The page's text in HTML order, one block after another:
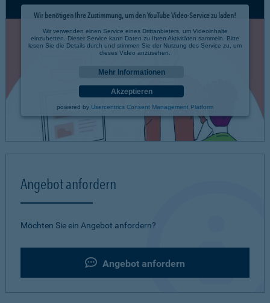
Wir benötigen Ihre Zustimmung, um den YouTube Video-Service zu laden!
Wir verwenden einen Service eines Drittanbieters, um Videoinhalte
einzubetten. Dieser Service kann Daten zu Ihren Aktivitäten sammeln. Bitte
lesen Sie die Details durch und stimmen Sie der Nutzung des Service zu, um
dieses Video anzusehen.
Mehr Informationen
Akzeptieren
powered by Usercentrics Consent Management Platform
Angebot anfordern
Möchten Sie ein Angebot anfordern?
Angebot anfordern